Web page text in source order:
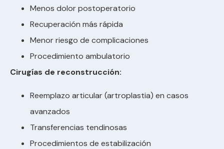
Menos dolor postoperatorio
Recuperación más rápida
Menor riesgo de complicaciones
Procedimiento ambulatorio
Cirugías de reconstrucción:
Reemplazo articular (artroplastia) en casos
avanzados
Transferencias tendinosas
Procedimientos de estabilización